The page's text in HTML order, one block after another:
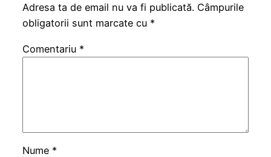
Adresa ta de email nu va fi publicată. Câmpurile
obligatorii sunt marcate cu *
Comentariu *
Nume *